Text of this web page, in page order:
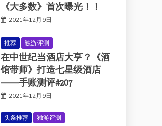
《大多数》首次曝光！！
2021年12月9日
推荐 独游评测
在中世纪当酒店大亨？《酒
馆带师》打造七星级酒店
——手账测评#207
2021年12月9日
头条推荐 独游评测